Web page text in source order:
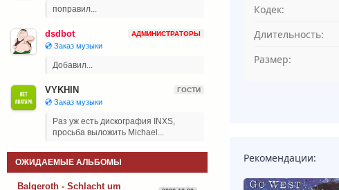
Кодек:
Длительность:
Размер:
Рекомендации:
поправил...
dsdbot АДМИНИСТРАТОРЫ
💿 Заказ музыки
Добавил...
VYKHIN ГОСТИ
💿 Заказ музыки
Раз уж есть дискография INXS,
просьба выложить Michael...
ОЖИДАЕМЫЕ АЛЬБОМЫ
Balgeroth - Schlacht um